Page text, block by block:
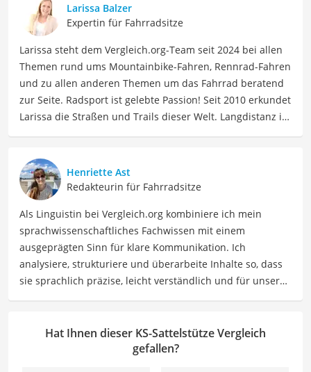
Larissa Balzer
Expertin für Fahrradsitze
Larissa steht dem Vergleich.org-Team seit 2024 bei allen
Themen rund ums Mountainbike-Fahren, Rennrad-Fahren
und zu allen anderen Themen um das Fahrrad beratend
zur Seite. Radsport ist gelebte Passion! Seit 2010 erkundet
Larissa die Straßen und Trails dieser Welt. Langdistanz ist
Beruflich ist Larissa Coach, Sportmentaltrainerin, Social
Media Managerin. Mit 15.000 Kilometern pro Jahr macht
sie auch weiterhin immer neue Erfahrungen, die sie vor
allem als "Rennradmädchen" auf Instagram teilt.
Der KS-Sattelstütze-Vergleich ist aus unserer Sicht
besonders empfehlenswert fürFahrradfahrerund
Sportler.
Henriette Ast
Redakteurin für Fahrradsitze
Als Linguistin bei Vergleich.org kombiniere ich mein
sprachwissenschaftliches Fachwissen mit einem
ausgeprägten Sinn für klare Kommunikation. Ich
analysiere, strukturiere und überarbeite Inhalte so, dass
sie sprachlich präzise, leicht verständlich und für unsere
beschäftige ich mich gerne mit verschiedenen Hobbys
und Freizeitaktivitäten. Dieses Interesse spiegelt sich in
Hat Ihnen dieser KS-Sattelstütze Vergleich
gefallen?